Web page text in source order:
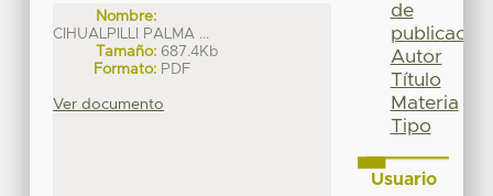
Nombre:
CIHUALPILLI PALMA ...
Tamaño: 687.4Kb
Formato: PDF
Ver documento
de
publicación
Autor
Título
Materia
Tipo
Usuario